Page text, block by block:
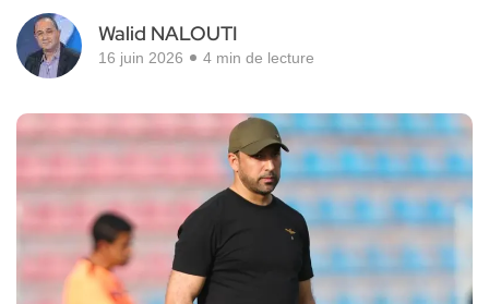
Walid NALOUTI
16 juin 2026 4 min de lecture